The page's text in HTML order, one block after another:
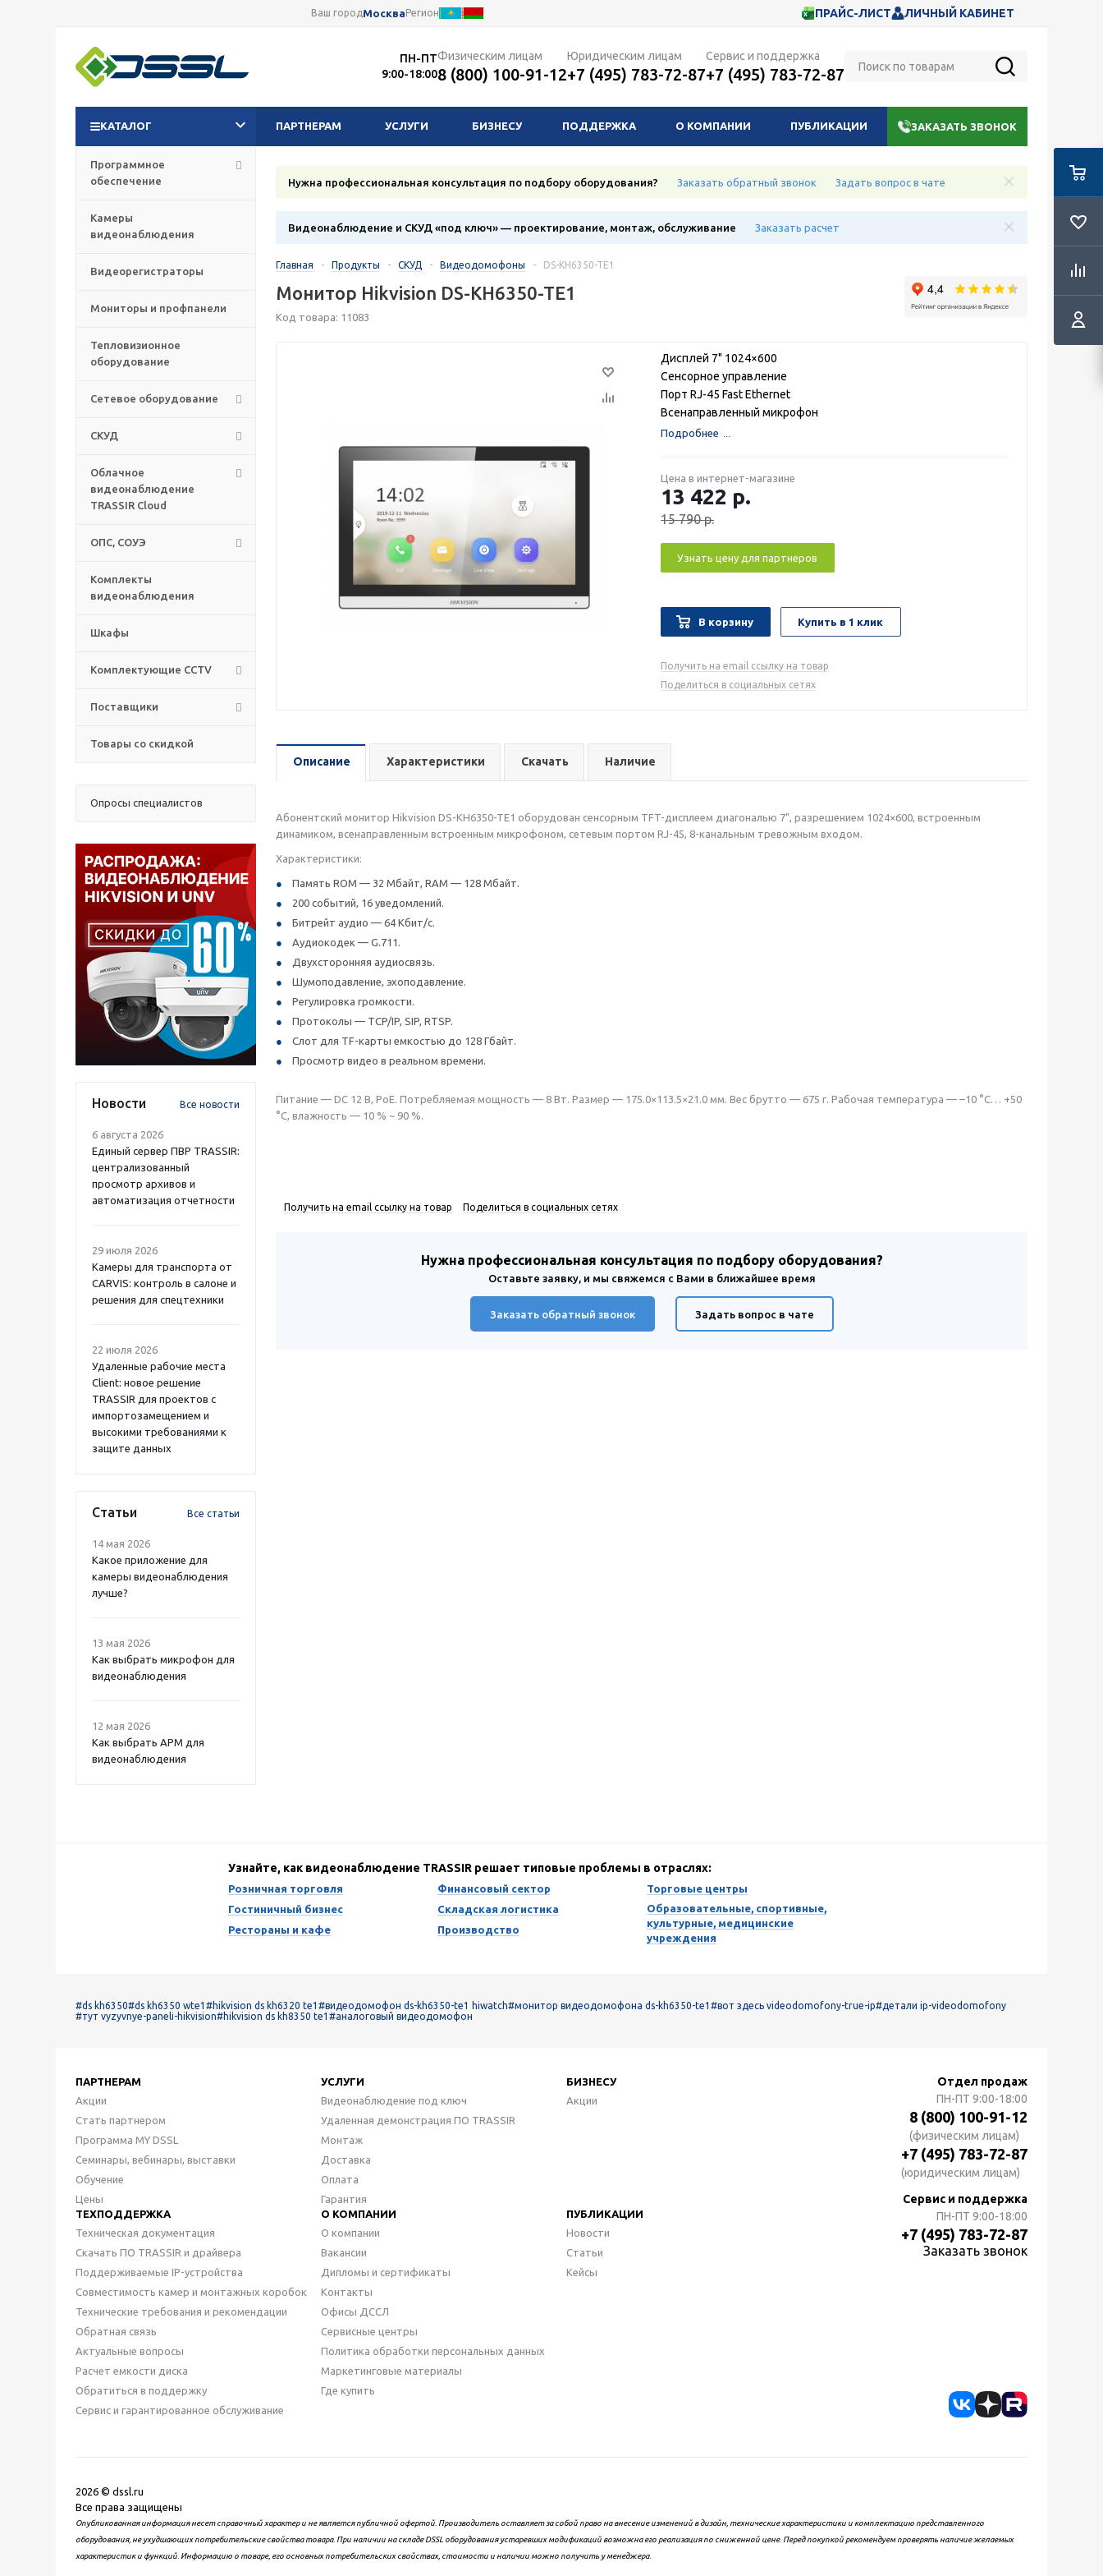
Ваш городМоскваРегион ПРАЙС-ЛИСТ ЛИЧНЫЙ КАБИНЕТ
ПН-ПТ
9:00-18:00
Физическим лицам
8 (800) 100-91-12
Юридическим лицам
+7 (495) 783-72-87
Сервис и поддержка
+7 (495) 783-72-87
КАТАЛОГ ПАРТНЕРАМ УСЛУГИ БИЗНЕСУ ПОДДЕРЖКА О КОМПАНИИ ПУБЛИКАЦИИ ЗАКАЗАТЬ ЗВОНОК
Программное
обеспечение
Камеры
видеонаблюдения
Видеорегистраторы
Мониторы и профпанели
Тепловизионное
оборудование
Сетевое оборудование
СКУД
Облачное
видеонаблюдение
TRASSIR Cloud
ОПС, СОУЭ
Комплекты
видеонаблюдения
Шкафы
Комплектующие CCTV
Поставщики
Товары со скидкой
Опросы специалистов
Новости Все новости
6 августа 2026
Единый сервер ПВР TRASSIR:
централизованный
просмотр архивов и
автоматизация отчетности
29 июля 2026
Камеры для транспорта от
CARVIS: контроль в салоне и
решения для спецтехники
22 июля 2026
Удаленные рабочие места
Client: новое решение
TRASSIR для проектов с
импортозамещением и
высокими требованиями к
защите данных
Статьи Все статьи
14 мая 2026
Какое приложение для
камеры видеонаблюдения
лучше?
13 мая 2026
Как выбрать микрофон для
видеонаблюдения
12 мая 2026
Как выбрать APM для
видеонаблюдения
Нужна профессиональная консультация по подбору оборудования? Заказать обратный звонок Задать вопрос в чате
Видеонаблюдение и СКУД «под ключ» — проектирование, монтаж, обслуживание Заказать расчет
Главная - Продукты - СКУД - Видеодомофоны - DS-KH6350-TE1
Монитор Hikvision DS-KH6350-TE1
Код товара: 11083
Дисплей 7" 1024×600
Сенсорное управление
Порт RJ-45 Fast Ethernet
Всенаправленный микрофон
Подробнее
Цена в интернет-магазине
13 422 р.
15 790р.
Узнать цену для партнеров
В корзину Купить в 1 клик
Получить на email ссылку на товар
Поделиться в социальных сетях
Описание Характеристики Скачать Наличие
Абонентский монитор Hikvision DS-KH6350-TE1 оборудован сенсорным TFT-дисплеем диагональю 7", разрешением 1024×600, встроенным
динамиком, всенаправленным встроенным микрофоном, сетевым портом RJ-45, 8-канальным тревожным входом.
Характеристики:
Память ROM — 32 Мбайт, RAM — 128 Мбайт.
200 событий, 16 уведомлений.
Битрейт аудио — 64 Кбит/с.
Аудиокодек — G.711.
Двухсторонняя аудиосвязь.
Шумоподавление, эхоподавление.
Регулировка громкости.
Протоколы — TCP/IP, SIP, RTSP.
Слот для TF-карты емкостью до 128 Гбайт.
Просмотр видео в реальном времени.
Питание — DC 12 В, PoE. Потребляемая мощность — 8 Вт. Размер — 175.0×113.5×21.0 мм. Вес брутто — 675 г. Рабочая температура — –10 °С… +50
°С, влажность — 10 % ~ 90 %.
Получить на email ссылку на товар Поделиться в социальных сетях
Нужна профессиональная консультация по подбору оборудования?
Оставьте заявку, и мы свяжемся с Вами в ближайшее время
Заказать обратный звонок Задать вопрос в чате
Узнайте, как видеонаблюдение TRASSIR решает типовые проблемы в отраслях:
Розничная торговля
Гостиничный бизнес
Рестораны и кафе
Финансовый сектор
Складская логистика
Производство
Торговые центры
Образовательные, спортивные,
культурные, медицинские
учреждения
#ds kh6350#ds kh6350 wte1 #hikvision ds kh6320 te1 #видеодомофон ds-kh6350-te1 hiwatch#монитор видеодомофона ds-kh6350-te1 #вот здесь videodomofony-true-ip#детали ip-videodomofony
#тут vyzyvnye-paneli-hikvision#hikvision ds kh8350 te1 #аналоговый видеодомофон
ПАРТНЕРАМ
Акции
Стать партнером
Программа MY DSSL
Семинары, вебинары, выставки
Обучение
Цены
УСЛУГИ
Видеонаблюдение под ключ
Удаленная демонстрация ПО TRASSIR
Монтаж
Доставка
Оплата
Гарантия
БИЗНЕСУ
Акции
ТЕХПОДДЕРЖКА
Техническая документация
Скачать ПО TRASSIR и драйвера
Поддерживаемые IP-устройства
Совместимость камер и монтажных коробок
Технические требования и рекомендации
Обратная связь
Актуальные вопросы
Расчет емкости диска
Обратиться в поддержку
Сервис и гарантированное обслуживание
О КОМПАНИИ
О компании
Вакансии
Дипломы и сертификаты
Контакты
Офисы ДССЛ
Сервисные центры
Политика обработки персональных данных
Маркетинговые материалы
Где купить
ПУБЛИКАЦИИ
Новости
Статьи
Кейсы
Отдел продаж
ПН-ПТ 9:00-18:00
8 (800) 100-91-12
(физическим лицам)
+7 (495) 783-72-87
(юридическим лицам)
Сервис и поддержка
ПН-ПТ 9:00-18:00
+7 (495) 783-72-87
Заказать звонок
2026 © dssl.ru
Все права защищены
Опубликованная информация несет справочный характер и не является публичной офертой. Производитель оставляет за собой право на внесение изменений в дизайн, технические характеристики и комплектацию представленного
оборудования, не ухудшающих потребительские свойства товара. При наличии на складе DSSL оборудования устаревших модификаций возможна его реализация по сниженной цене. Перед покупкой рекомендуем проверять наличие желаемых
характеристик и функций. Информацию о товаре, его основных потребительских свойствах, стоимости и наличии можно получить у менеджера.